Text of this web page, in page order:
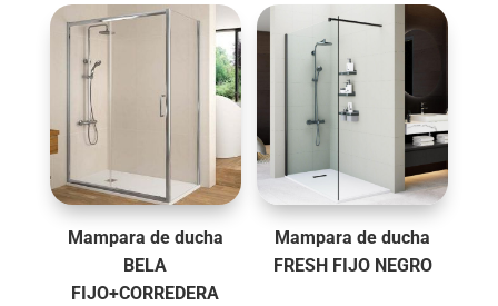
Mampara de ducha
BELA
FIJO+CORREDERA
Mampara de ducha
FRESH FIJO NEGRO